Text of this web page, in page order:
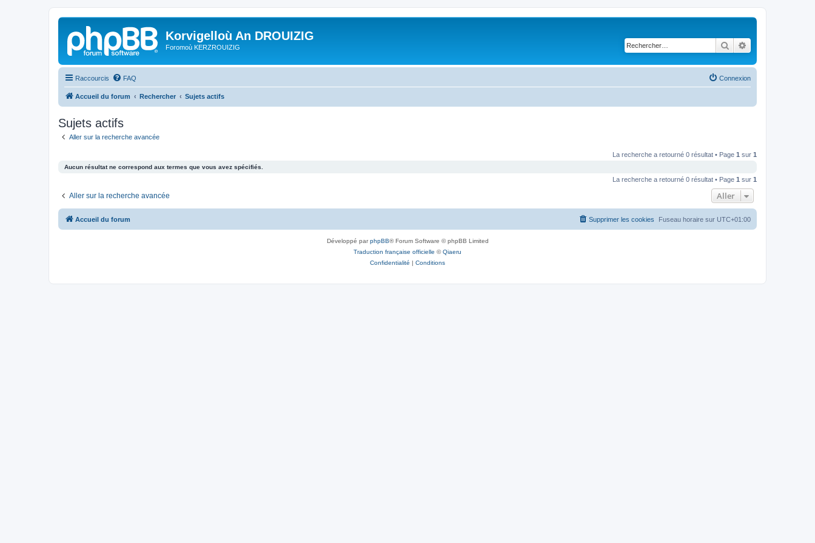
Korvigelloù An DROUIZIG
Foromoù KERZROUIZIG Rechercher
Raccourcis FAQ Connexion
Accueil du forum Rechercher Sujets actifs
Sujets actifs
Aller sur la recherche avancée
La recherche a retourné 0 résultat • Page 1 sur 1
Aucun résultat ne correspond aux termes que vous avez spécifiés.
La recherche a retourné 0 résultat • Page 1 sur 1
Aller sur la recherche avancée Aller
Accueil du forum Fuseau horaire sur UTC+01:00
Supprimer les cookies
Développé parphpBB® Forum Software © phpBB Limited
Traduction française officielle ©Qiaeru
Confidentialité | Conditions